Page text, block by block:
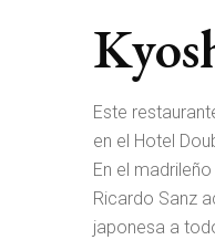
Este
en el Hotel
En el
Ricardo Sanz
japonesa a